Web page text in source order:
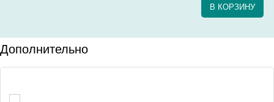
В КОРЗИНУ
Дополнительно